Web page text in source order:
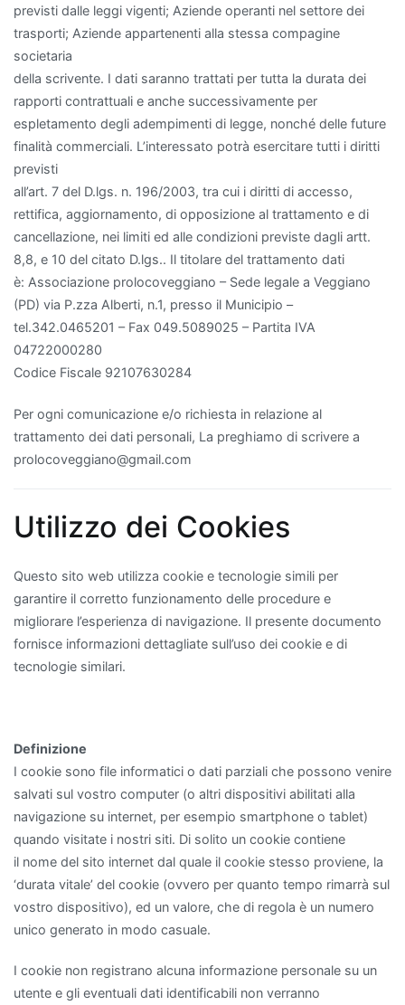
previsti dalle leggi vigenti; Aziende operanti nel settore dei
trasporti; Aziende appartenenti alla stessa compagine
societaria
della scrivente. I dati saranno trattati per tutta la durata dei
rapporti contrattuali e anche successivamente per
espletamento degli adempimenti di legge, nonché delle future
finalità commerciali. L’interessato potrà esercitare tutti i diritti
previsti
all’art. 7 del D.lgs. n. 196/2003, tra cui i diritti di accesso,
rettifica, aggiornamento, di opposizione al trattamento e di
cancellazione, nei limiti ed alle condizioni previste dagli artt.
8,8, e 10 del citato D.lgs.. Il titolare del trattamento dati
è: Associazione prolocoveggiano – Sede legale a Veggiano
(PD) via P.zza Alberti, n.1, presso il Municipio –
tel.342.0465201 – Fax 049.5089025 – Partita IVA
04722000280
Codice Fiscale 92107630284
Per ogni comunicazione e/o richiesta in relazione al
trattamento dei dati personali, La preghiamo di scrivere a
prolocoveggiano@gmail.com
Utilizzo dei Cookies
Questo sito web utilizza cookie e tecnologie simili per
garantire il corretto funzionamento delle procedure e
migliorare l’esperienza di navigazione. Il presente documento
fornisce informazioni dettagliate sull’uso dei cookie e di
tecnologie similari.
Definizione
I cookie sono file informatici o dati parziali che possono venire
salvati sul vostro computer (o altri dispositivi abilitati alla
navigazione su internet, per esempio smartphone o tablet)
quando visitate i nostri siti. Di solito un cookie contiene
il nome del sito internet dal quale il cookie stesso proviene, la
‘durata vitale’ del cookie (ovvero per quanto tempo rimarrà sul
vostro dispositivo), ed un valore, che di regola è un numero
unico generato in modo casuale.
I cookie non registrano alcuna informazione personale su un
utente e gli eventuali dati identificabili non verranno